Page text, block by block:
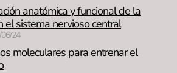
anatómica y funcional de la
el sistema nervioso central
24
moleculares para entrenar el